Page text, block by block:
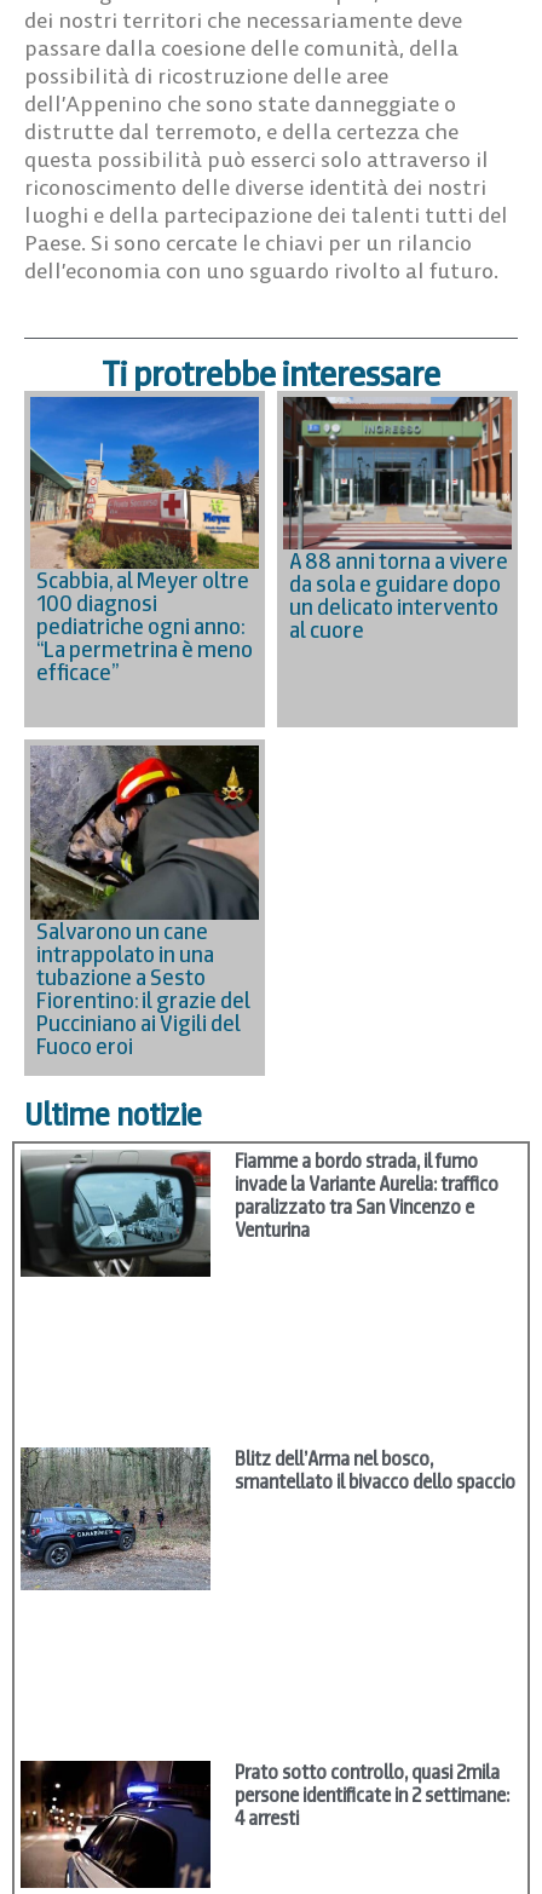
dei nostri territori che necessariamente deve
passare dalla coesione delle comunità, della
possibilità di ricostruzione delle aree
dell’Appenino che sono state danneggiate o
distrutte dal terremoto, e della certezza che
questa possibilità può esserci solo attraverso il
riconoscimento delle diverse identità dei nostri
luoghi e della partecipazione dei talenti tutti del
Paese. Si sono cercate le chiavi per un rilancio
dell’economia con uno sguardo rivolto al futuro.
Ti protrebbe interessare
Scabbia, al Meyer oltre
100 diagnosi
pediatriche ogni anno:
“La permetrina è meno
efficace”
A 88 anni torna a vivere
da sola e guidare dopo
un delicato intervento
al cuore
Salvarono un cane
intrappolato in una
tubazione a Sesto
Fiorentino: il grazie del
Pucciniano ai Vigili del
Fuoco eroi
Ultime notizie
Fiamme a bordo strada, il fumo
invade la Variante Aurelia: traffico
paralizzato tra San Vincenzo e
Venturina
Blitz dell’Arma nel bosco,
smantellato il bivacco dello spaccio
Prato sotto controllo, quasi 2mila
persone identificate in 2 settimane:
4 arresti